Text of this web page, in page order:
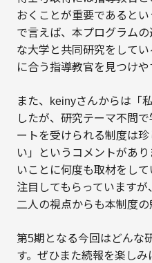
おくことが重要であると
で言えば、本プログラム
な大学と共同研究をして
に合う指導教官を見つけや
また、keinyさんからは「
したが、研究テーマ不問
ートを受けられる制度は
い」というコメントがあ
いことに何度も取材をし
注目してもらっています
二人の視点からも本制度の
第5期となる今回はどんな
す。ぜひまた続報を楽しみ